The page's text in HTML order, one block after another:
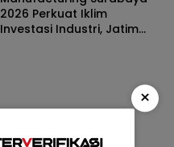
2026 Perkuat Iklim
Investasi Industri, Jatim
×